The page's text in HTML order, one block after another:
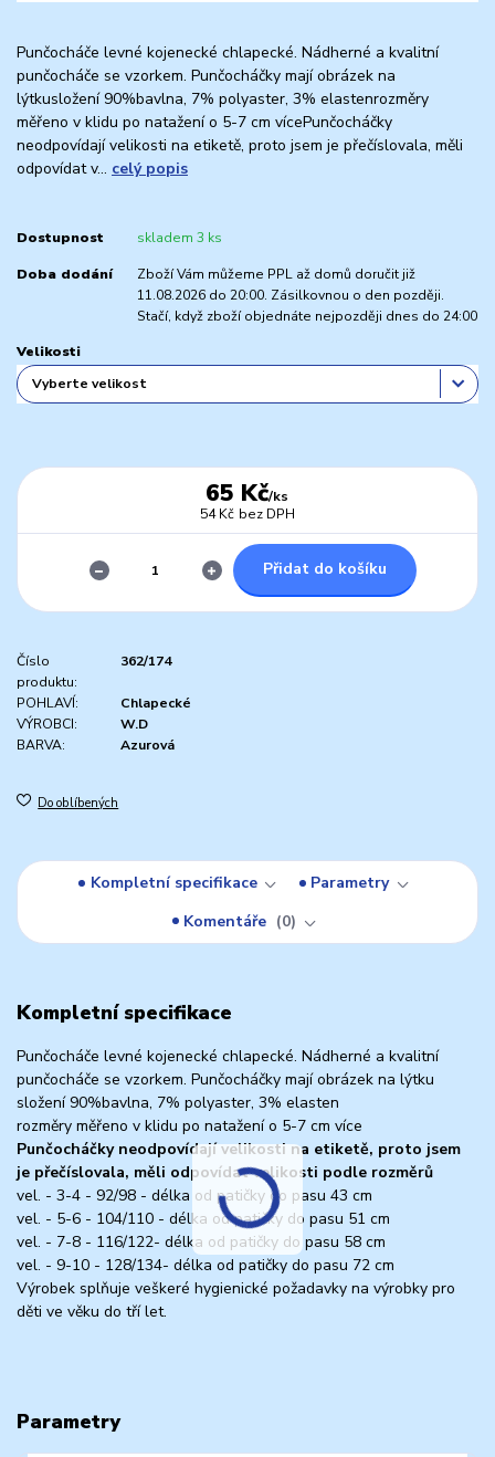
Punčocháče levné kojenecké chlapecké. Nádherné a kvalitní
punčocháče se vzorkem. Punčocháčky mají obrázek na
lýtkusložení 90%bavlna, 7% polyaster, 3% elastenrozměry
měřeno v klidu po natažení o 5-7 cm vícePunčocháčky
neodpovídají velikosti na etiketě, proto jsem je přečíslovala, měli
odpovídat v... celý popis
Dostupnost skladem 3 ks
Doba dodání
Zboží Vám můžeme PPL až domů doručit již
11.08.2026 do 20:00. Zásilkovnou o den později.
Stačí, když zboží objednáte nejpozději dnes do 24:00
Velikosti
65 Kč/ks
54 Kč bez DPH
Přidat do košíku
Číslo
produktu:
362/174
POHLAVÍ:
Chlapecké
VÝROBCI:
W.D
BARVA:
Azurová
Do oblíbených
Kompletní specifikace
Parametry
Komentáře
0
Kompletní specifikace
Punčocháče levné kojenecké chlapecké. Nádherné a kvalitní
punčocháče se vzorkem. Punčocháčky mají obrázek na lýtku
složení 90%bavlna, 7% polyaster, 3% elasten
rozměry měřeno v klidu po natažení o 5-7 cm více
Punčocháčky neodpovídají velikosti na etiketě, proto jsem
je přečíslovala, měli odpovídat velikosti podle rozměrů
vel. - 3-4 - 92/98 - délka od patičky do pasu 43 cm
vel. - 5-6 - 104/110 - délka od patičky do pasu 51 cm
vel. - 7-8 - 116/122- délka od patičky do pasu 58 cm
vel. - 9-10 - 128/134- délka od patičky do pasu 72 cm
Výrobek splňuje veškeré hygienické požadavky na výrobky pro
děti ve věku do tří let.
Parametry